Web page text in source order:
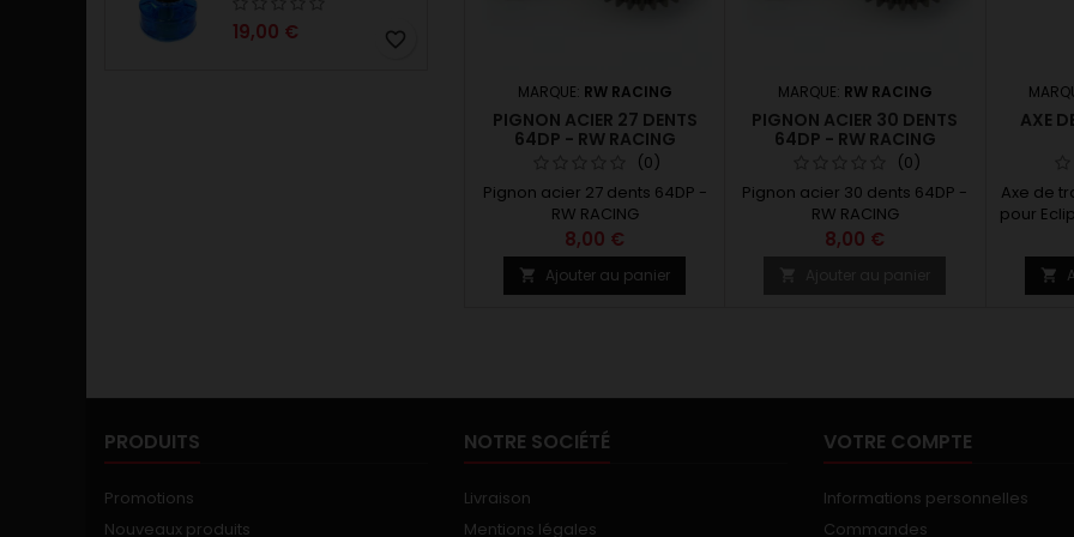
19,00 € favorite_border
MARQUE: RW RACING
PIGNON ACIER 27 DENTS
64DP - RW RACING
(0)
Pignon acier 27 dents 64DP -
RW RACING
8,00 €
 Ajouter au panier
MARQUE: RW RACING
PIGNON ACIER 30 DENTS
64DP - RW RACING
(0)
Pignon acier 30 dents 64DP -
RW RACING
8,00 €
AXE
Axe de
pour

PRODUITS
Promotions
Nouveaux produits
NOTRE SOCIÉTÉ
Livraison
Mentions légales
VOTRE COMPTE
Informations personnelles
Commandes